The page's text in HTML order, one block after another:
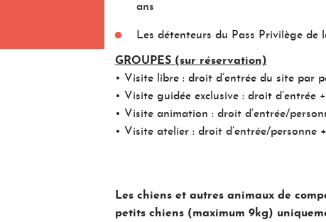
ans
Les détenteurs du Pass Privilège de
GROUPES (sur réservation)
• Visite libre : droit d’entrée du site par
• Visite guidée exclusive : droit
• Visite animation : droit d’entrée/
• Visite atelier : droit d’entrée/
Les chiens et autres animaux de
petits chiens (maximum 9kg)